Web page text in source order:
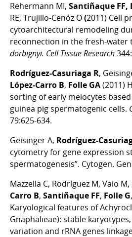
Rehermann MI, Santiñaque FF,
RE, Trujillo-Cenóz O(2011) Cell
cytoarchitectural remodeling
reconnection in the fresh-water
dorbignyi. Cell Tissue Research
Rodríguez-Casuriaga R,
López-Carro B, Folle GA(2011)
sorting of early meiocytes
guinea pig spermatogenic cells.
79:625-634.
Geisinger A, Rodríguez-
cytometry for gene expression
spermatogenesis”. Cytogen.
Mazzella C, Rodríguez M, Vaio
Carro B, Santiñaque FF, Folle G
Karyological features of
Gnaphalieae): stable
variation and rRNA genes